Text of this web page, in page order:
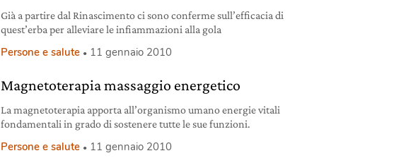
Già a partire dal Rinascimento ci sono conferme sull’efficacia di
quest’erba per alleviare le infiammazioni alla gola
Persone e salute 11 gennaio 2010
Magnetoterapia massaggio energetico
La magnetoterapia apporta all’organismo umano energie vitali
fondamentali in grado di sostenere tutte le sue funzioni.
Persone e salute 11 gennaio 2010